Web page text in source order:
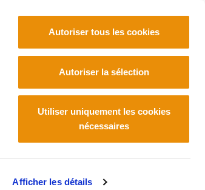
Afficher les détails
Autoriser tous les cookies
Autoriser la sélection
Utiliser uniquement les cookies
nécessaires